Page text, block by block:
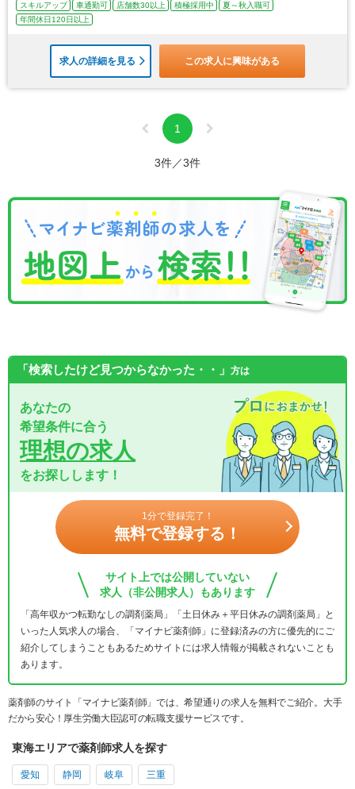
スキルアップ
車通勤可 店舗数30以上 積極採用中
夏～秋入職可
年間休日120日以上
求人の詳細を見る この求人に興味がある
1
3件／3件
「検索したけど見つからなかった・・」 方は
あなたの
希望条件に合う
理想の求人
をお探しします！
1分で登録完了！
無料で登録する！
サイト上では公開していない
求人（非公開求人）もあります
「高年収かつ転勤なしの調剤薬局」「土日休み＋平日休みの調剤薬局」と
いった人気求人の場合、「マイナビ薬剤師」に登録済みの方に優先的にご
紹介してしまうこともあるためサイトには求人情報が掲載されないことも
あります。
薬剤師のサイト「マイナビ薬剤師」では、希望通りの求人を無料でご紹介。大手
だから安心！厚生労働大臣認可の転職支援サービスです。
東海エリアで薬剤師求人を探す
愛知 静岡 岐阜 三重